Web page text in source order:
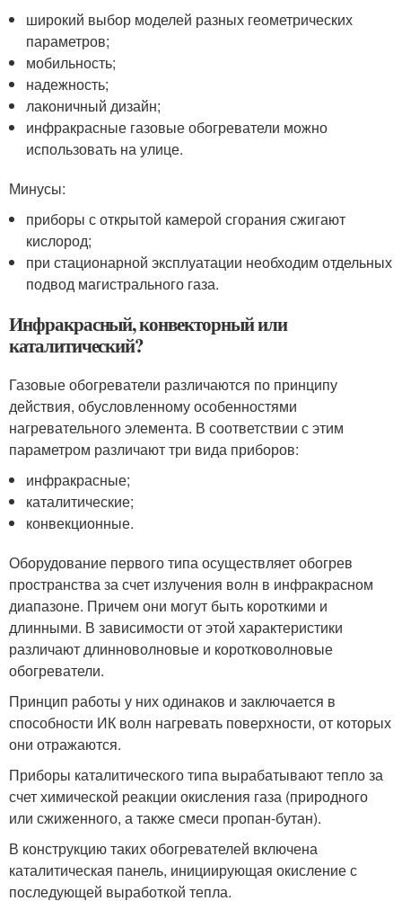
широкий выбор моделей разных геометрических
параметров;
мобильность;
надежность;
лаконичный дизайн;
инфракрасные газовые обогреватели можно
использовать на улице.
Минусы:
приборы с открытой камерой сгорания сжигают
кислород;
при стационарной эксплуатации необходим отдельных
подвод магистрального газа.
Инфракрасный, конвекторный или
каталитический?
Газовые обогреватели различаются по принципу
действия, обусловленному особенностями
нагревательного элемента. В соответствии с этим
параметром различают три вида приборов:
инфракрасные;
каталитические;
конвекционные.
Оборудование первого типа осуществляет обогрев
пространства за счет излучения волн в инфракрасном
диапазоне. Причем они могут быть короткими и
длинными. В зависимости от этой характеристики
различают длинноволновые и коротковолновые
обогреватели.
Принцип работы у них одинаков и заключается в
способности ИК волн нагревать поверхности, от которых
они отражаются.
Приборы каталитического типа вырабатывают тепло за
счет химической реакции окисления газа (природного
или сжиженного, а также смеси пропан-бутан).
В конструкцию таких обогревателей включена
каталитическая панель, инициирующая окисление с
последующей выработкой тепла.